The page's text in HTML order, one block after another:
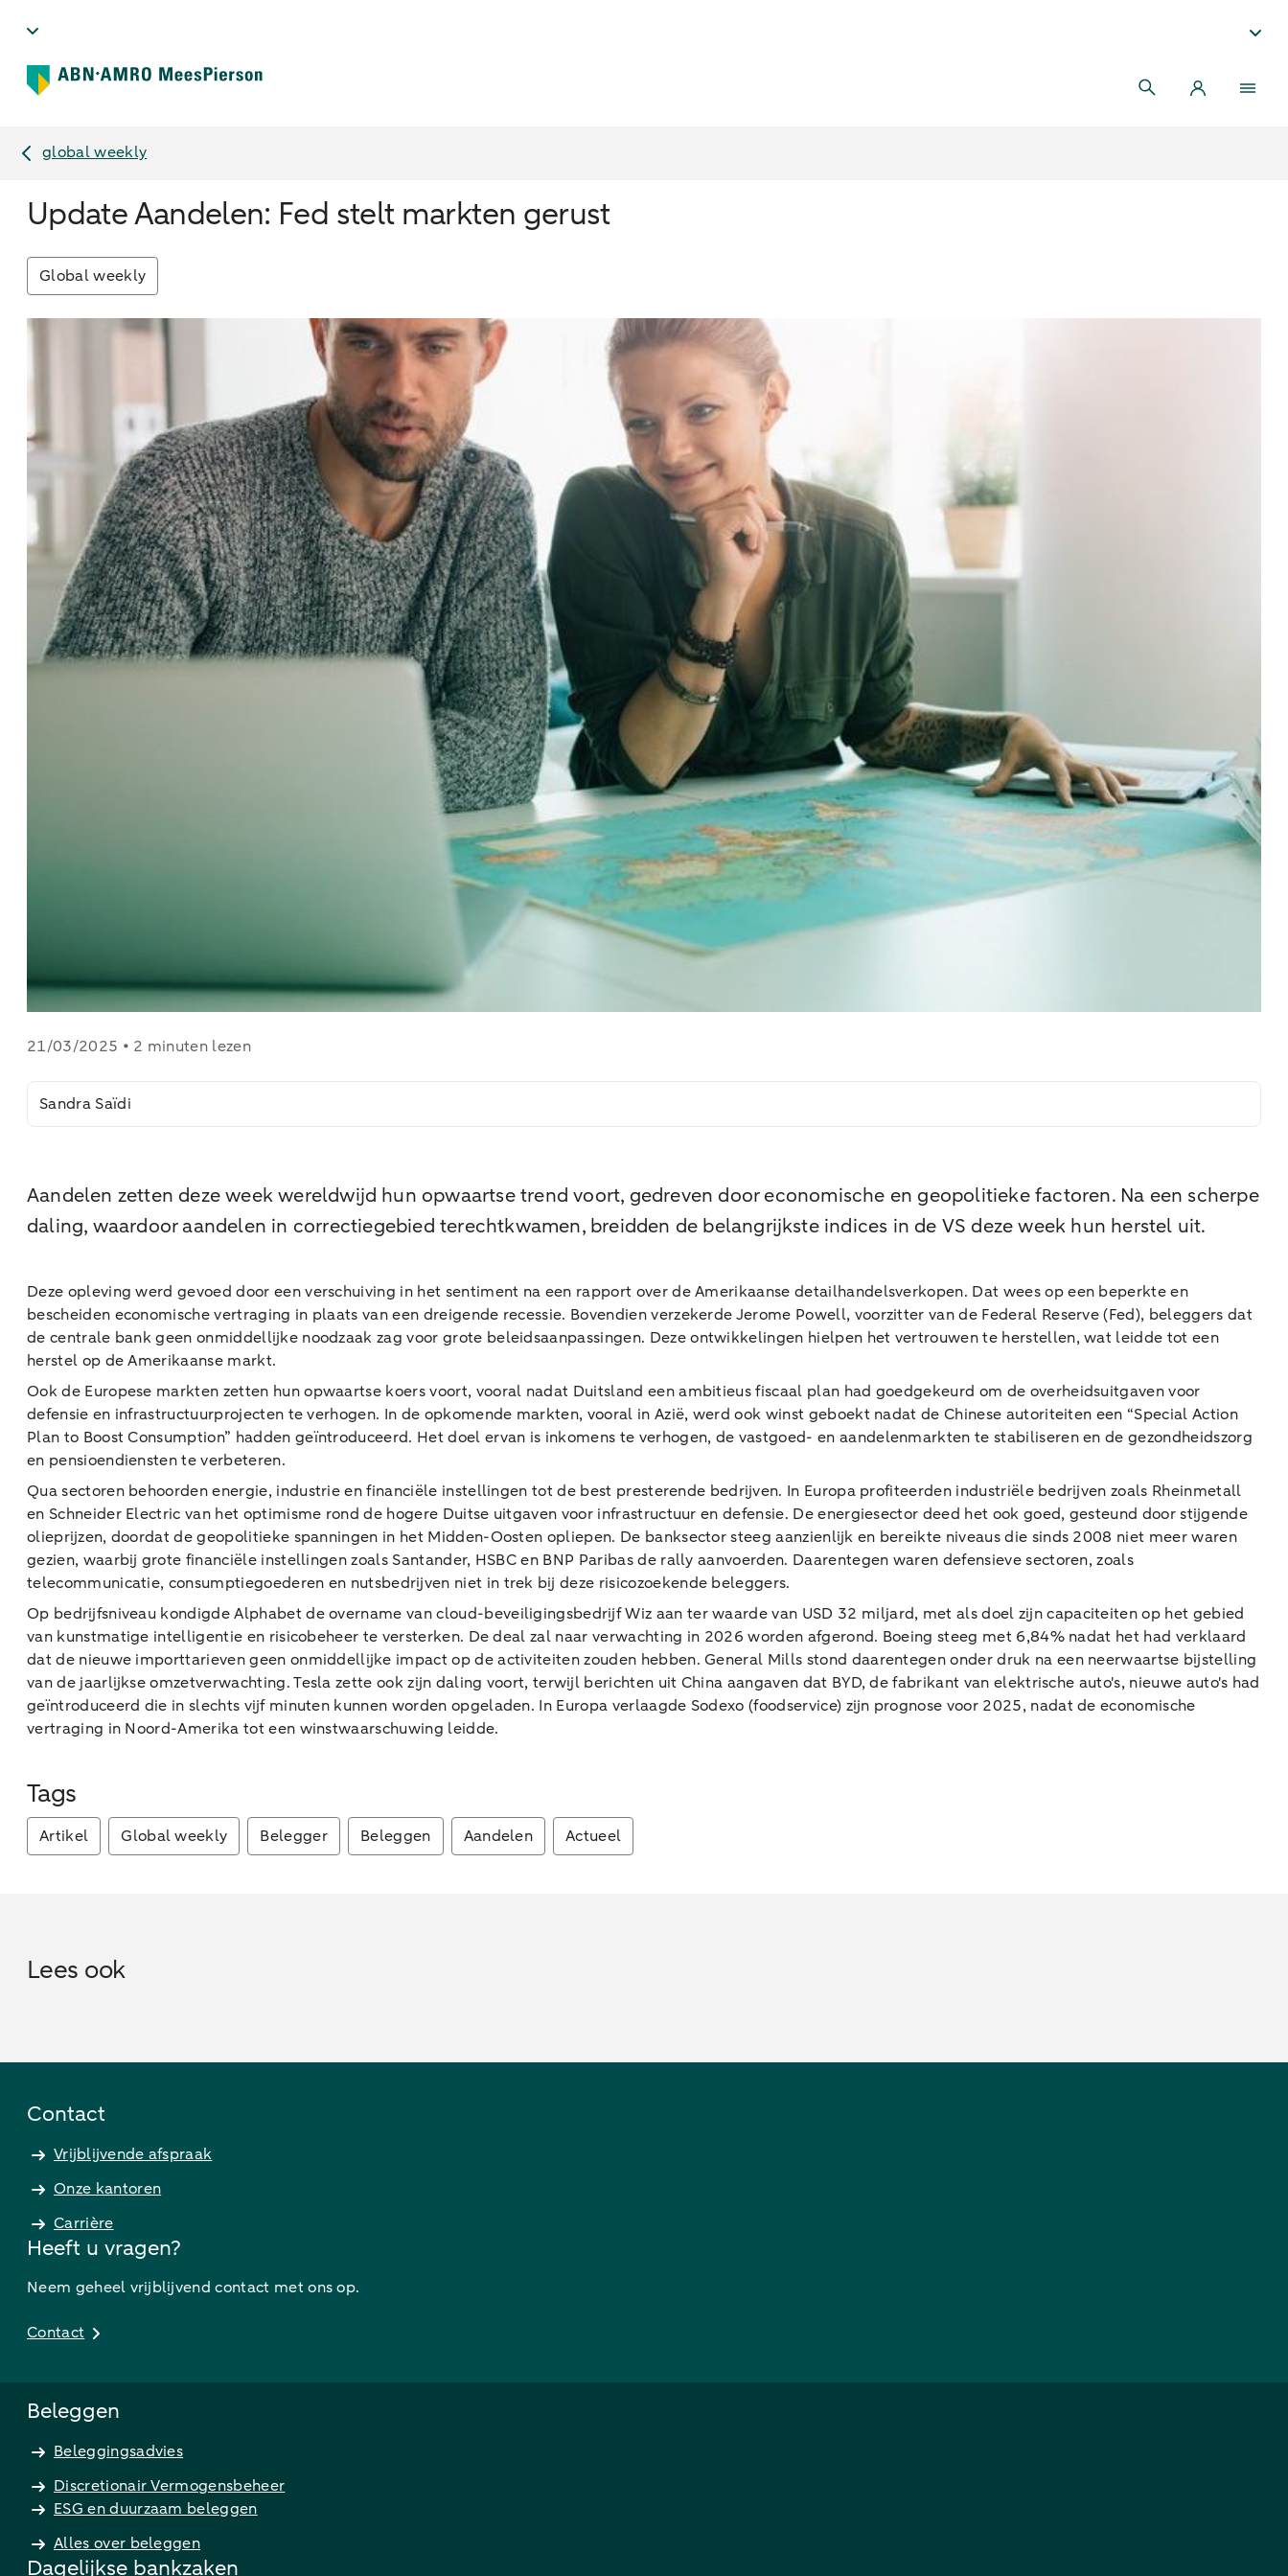
global weekly
Update Aandelen: Fed stelt markten gerust
Global weekly
21/03/2025 • 2 minuten lezen
Sandra Saïdi
Aandelen zetten deze week wereldwijd hun opwaartse trend voort, gedreven door economische en geopolitieke factoren. Na een scherpe
daling, waardoor aandelen in correctiegebied terechtkwamen, breidden de belangrijkste indices in de VS deze week hun herstel uit.
Deze opleving werd gevoed door een verschuiving in het sentiment na een rapport over de Amerikaanse detailhandelsverkopen. Dat wees op een beperkte en
bescheiden economische vertraging in plaats van een dreigende recessie. Bovendien verzekerde Jerome Powell, voorzitter van de Federal Reserve (Fed), beleggers dat
de centrale bank geen onmiddellijke noodzaak zag voor grote beleidsaanpassingen. Deze ontwikkelingen hielpen het vertrouwen te herstellen, wat leidde tot een
herstel op de Amerikaanse markt.
Ook de Europese markten zetten hun opwaartse koers voort, vooral nadat Duitsland een ambitieus fiscaal plan had goedgekeurd om de overheidsuitgaven voor
defensie en infrastructuurprojecten te verhogen. In de opkomende markten, vooral in Azië, werd ook winst geboekt nadat de Chinese autoriteiten een “Special Action
Plan to Boost Consumption” hadden geïntroduceerd. Het doel ervan is inkomens te verhogen, de vastgoed- en aandelenmarkten te stabiliseren en de gezondheidszorg
en pensioendiensten te verbeteren.
Qua sectoren behoorden energie, industrie en financiële instellingen tot de best presterende bedrijven. In Europa profiteerden industriële bedrijven zoals Rheinmetall
en Schneider Electric van het optimisme rond de hogere Duitse uitgaven voor infrastructuur en defensie. De energiesector deed het ook goed, gesteund door stijgende
olieprijzen, doordat de geopolitieke spanningen in het Midden-Oosten opliepen. De banksector steeg aanzienlijk en bereikte niveaus die sinds 2008 niet meer waren
gezien, waarbij grote financiële instellingen zoals Santander, HSBC en BNP Paribas de rally aanvoerden. Daarentegen waren defensieve sectoren, zoals
telecommunicatie, consumptiegoederen en nutsbedrijven niet in trek bij deze risicozoekende beleggers.
Op bedrijfsniveau kondigde Alphabet de overname van cloud-beveiligingsbedrijf Wiz aan ter waarde van USD 32 miljard, met als doel zijn capaciteiten op het gebied
van kunstmatige intelligentie en risicobeheer te versterken. De deal zal naar verwachting in 2026 worden afgerond. Boeing steeg met 6,84% nadat het had verklaard
dat de nieuwe importtarieven geen onmiddellijke impact op de activiteiten zouden hebben. General Mills stond daarentegen onder druk na een neerwaartse bijstelling
van de jaarlijkse omzetverwachting. Tesla zette ook zijn daling voort, terwijl berichten uit China aangaven dat BYD, de fabrikant van elektrische auto's, nieuwe auto's had
geïntroduceerd die in slechts vijf minuten kunnen worden opgeladen. In Europa verlaagde Sodexo (foodservice) zijn prognose voor 2025, nadat de economische
vertraging in Noord-Amerika tot een winstwaarschuwing leidde.
Tags
Artikel Global weekly Belegger Beleggen Aandelen Actueel
Lees ook
Contact
Vrijblijvende afspraak
Onze kantoren
Carrière
Heeft u vragen?
Neem geheel vrijblijvend contact met ons op.
Contact
Beleggen
Beleggingsadvies
Discretionair Vermogensbeheer
ESG en duurzaam beleggen
Alles over beleggen
Dagelijkse bankzaken